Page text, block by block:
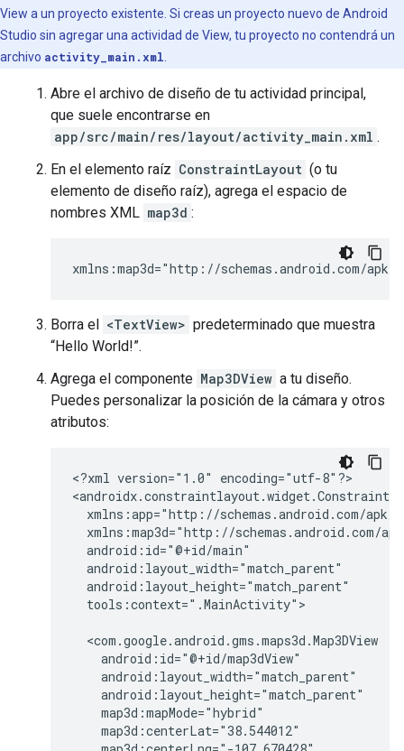
View a un proyecto existente. Si creas un proyecto nuevo de Android
Studio sin agregar una actividad de View, tu proyecto no contendrá un
archivo activity_main.xml
Abre el archivo de diseño de tu actividad principal,
que suele encontrarse en
app/src/main/res/layout/activity_main.xml .
En el elemento raíz ConstraintLayout (o tu
elemento de diseño raíz), agrega el espacio de
nombres XML map3d :
Borra el <TextView> predeterminado que muestra
“Hello World!”.
Agrega el componente Map3DView a tu diseño.
Puedes personalizar la posición de la cámara y otros
atributos:
<?xml version="1.0"
encoding="utf-8"?>
xmlns:map3d="http://schemas.android.com/
tools:context=".MainActivity">